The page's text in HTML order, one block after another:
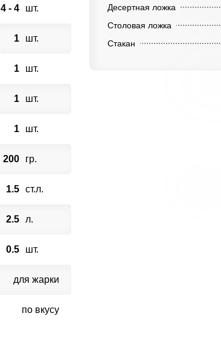
4 - 4 шт.
1 шт.
1 шт.
1 шт.
1 шт.
200 гр.
1.5 ст.л.
2.5 л.
0.5 шт.
для жарки
по вкусу
Десертная ложка
Столовая ложка
Стакан